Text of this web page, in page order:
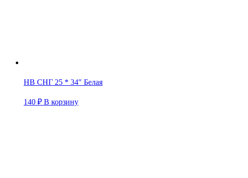
НВ СНГ 25 * 34″ Белая
140 ₽ В корзину